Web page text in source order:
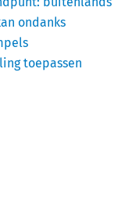
ondanks
toepassen